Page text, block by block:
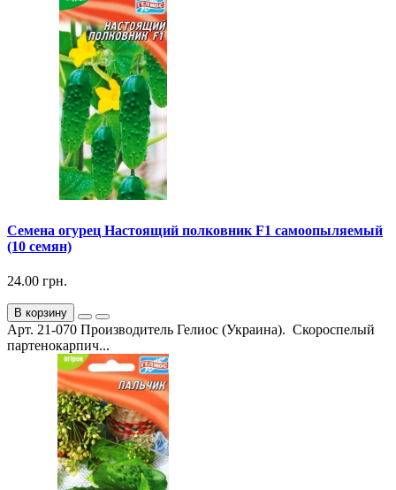
Семена огурец Настоящий полковник F1 самоопыляемый
(10 семян)
24.00 грн.
В корзину
Арт. 21-070 Производитель Гелиос (Украина). Скороспелый
партенокарпич...